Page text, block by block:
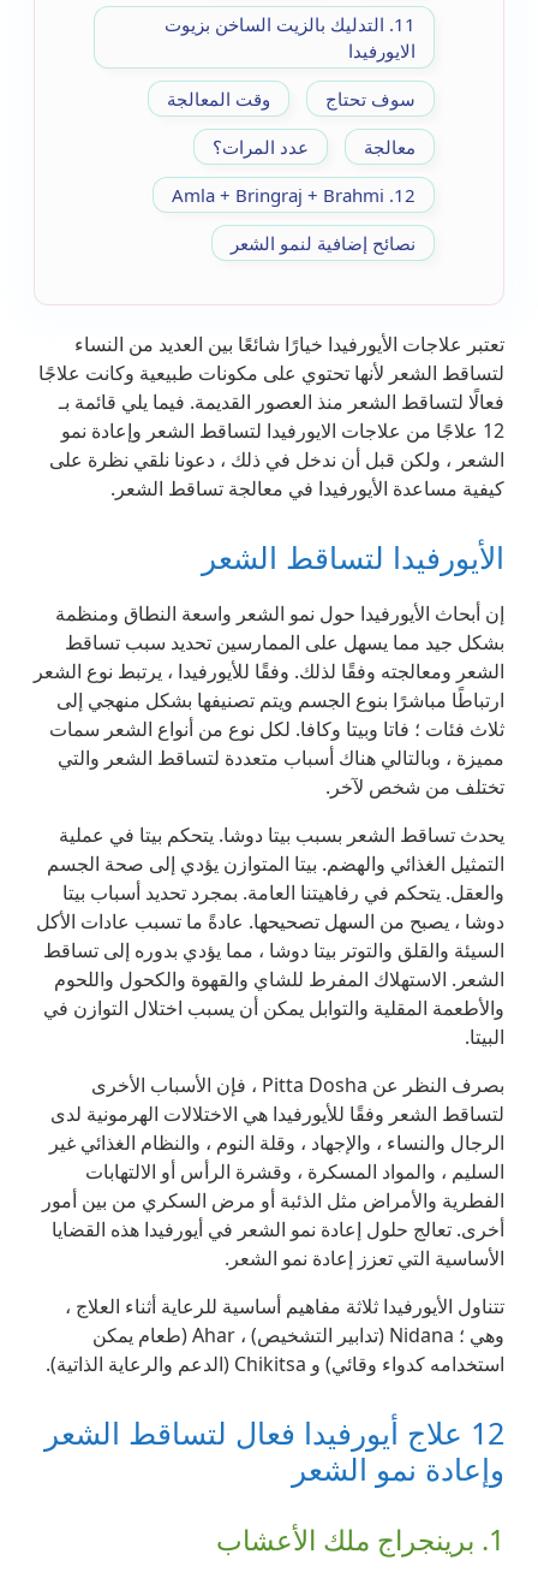
11. التدليك بالزيت الساخن بزيوت
الايورفيدا
سوف تحتاج
وقت المعالجة
معالجة
عدد المرات؟
12. Amla + Bringraj + Brahmi
نصائح إضافية لنمو الشعر
تعتبر علاجات الأيورفيدا خيارًا شائعًا بين العديد من النساء
لتساقط الشعر لأنها تحتوي على مكونات طبيعية وكانت علاجًا
فعالًا لتساقط الشعر منذ العصور القديمة. فيما يلي قائمة بـ
12 علاجًا من علاجات الايورفيدا لتساقط الشعر وإعادة نمو
الشعر ، ولكن قبل أن ندخل في ذلك ، دعونا نلقي نظرة على
كيفية مساعدة الأيورفيدا في معالجة تساقط الشعر.
الأيورفيدا لتساقط الشعر
إن أبحاث الأيورفيدا حول نمو الشعر واسعة النطاق ومنظمة
بشكل جيد مما يسهل على الممارسين تحديد سبب تساقط
الشعر ومعالجته وفقًا لذلك. وفقًا للأيورفيدا ، يرتبط نوع الشعر
ارتباطًا مباشرًا بنوع الجسم ويتم تصنيفها بشكل منهجي إلى
ثلاث فئات ؛ فاتا وبيتا وكافا. لكل نوع من أنواع الشعر سمات
مميزة ، وبالتالي هناك أسباب متعددة لتساقط الشعر والتي
تختلف من شخص لآخر.
يحدث تساقط الشعر بسبب بيتا دوشا. يتحكم بيتا في عملية
التمثيل الغذائي والهضم. بيتا المتوازن يؤدي إلى صحة الجسم
والعقل. يتحكم في رفاهيتنا العامة. بمجرد تحديد أسباب بيتا
دوشا ، يصبح من السهل تصحيحها. عادةً ما تسبب عادات الأكل
السيئة والقلق والتوتر بيتا دوشا ، مما يؤدي بدوره إلى تساقط
الشعر. الاستهلاك المفرط للشاي والقهوة والكحول واللحوم
والأطعمة المقلية والتوابل يمكن أن يسبب اختلال التوازن في
البيتا.
بصرف النظر عن Pitta Dosha ، فإن الأسباب الأخرى
لتساقط الشعر وفقًا للأيورفيدا هي الاختلالات الهرمونية لدى
الرجال والنساء ، والإجهاد ، وقلة النوم ، والنظام الغذائي غير
السليم ، والمواد المسكرة ، وقشرة الرأس أو الالتهابات
الفطرية والأمراض مثل الذئبة أو مرض السكري من بين أمور
أخرى. تعالج حلول إعادة نمو الشعر في أيورفيدا هذه القضايا
الأساسية التي تعزز إعادة نمو الشعر.
تتناول الأيورفيدا ثلاثة مفاهيم أساسية للرعاية أثناء العلاج ،
وهي ؛ Nidana (تدابير التشخيص) ، Ahar (طعام يمكن
استخدامه كدواء وقائي) و Chikitsa (الدعم والرعاية الذاتية).
12 علاج أيورفيدا فعال لتساقط الشعر
وإعادة نمو الشعر
1. برينجراج ملك الأعشاب